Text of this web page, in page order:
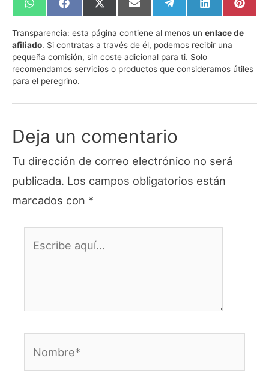
Compartir
en
WhatsApp
Compartir
en
Facebook
Compartir
en
X
(Twitter)
Compartir
en
Email
Compartir
en
Telegram
Compartir
en
LinkedIn
en
Transparencia: esta página contiene al menos un enlace de
afiliado. Si contratas a través de él, podemos recibir una
pequeña comisión, sin coste adicional para ti. Solo
recomendamos servicios o productos que consideramos útiles
para el peregrino.
Deja un comentario
Tu dirección de correo electrónico no será
publicada. Los campos obligatorios están
marcados con *